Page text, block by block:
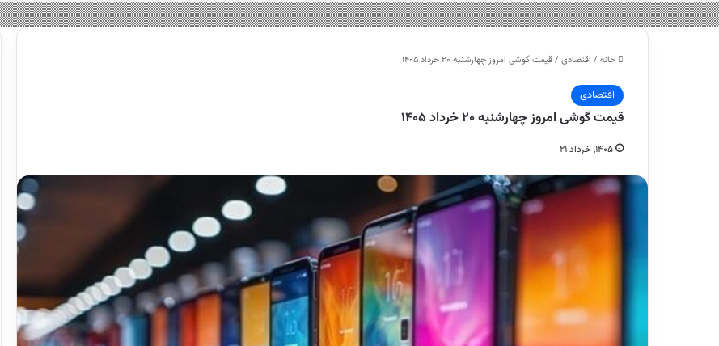
خانه / اقتصادی /قیمت گوشی امروز چهارشنبه ۲۰ خرداد ۱۴۰۵
اقتصادی
قیمت گوشی امروز چهارشنبه ۲۰ خرداد ۱۴۰۵
۱۴۰۵, خرداد ۲۱